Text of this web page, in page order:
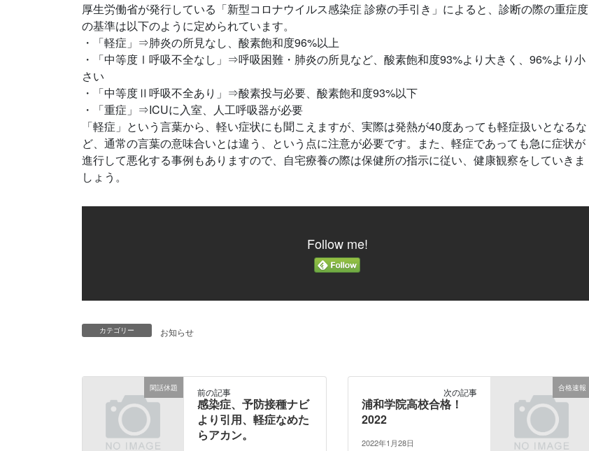
厚生労働省が発行している「新型コロナウイルス感染症 診療の手引き」によると、診断の際の重症度
の基準は以下のように定められています。
・「軽症」⇒肺炎の所見なし、酸素飽和度96%以上
・「中等度Ⅰ呼吸不全なし」⇒呼吸困難・肺炎の所見など、酸素飽和度93%より大きく、96%より小
さい
・「中等度Ⅱ呼吸不全あり」⇒酸素投与必要、酸素飽和度93%以下
・「重症」⇒ICUに入室、人工呼吸器が必要
「軽症」という言葉から、軽い症状にも聞こえますが、実際は発熱が40度あっても軽症扱いとなるな
ど、通常の言葉の意味合いとは違う、という点に注意が必要です。また、軽症であっても急に症状が
進行して悪化する事例もありますので、自宅療養の際は保健所の指示に従い、健康観察をしていきま
しょう。
Follow me!
カテゴリー お知らせ
閑話休題 前の記事
感染症、予防接種ナビ
より引用、軽症なめた
らアカン。
合格速報
次の記事
浦和学院高校合格！
2022
2022年1月28日